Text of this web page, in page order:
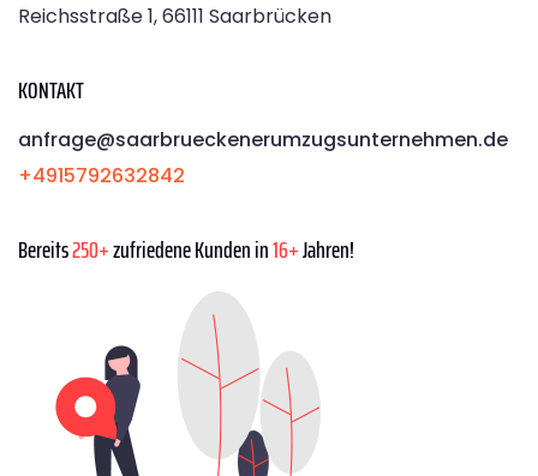
Reichsstraße 1, 66111 Saarbrücken
KONTAKT
anfrage@saarbrueckenerumzugsunternehmen.de
+4915792632842
Bereits250+zufriedene Kunden in16+Jahren!